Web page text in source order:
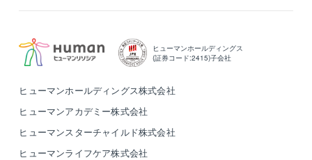
事、学校機関等、様々な規模の幅広い分野がございま
す。学校、病院、大手企業が取引先となるため、社会
に大きく貢献できる環境です。創業1955年から蓄積さ
れた技術と信頼を基に事業展開をしています。
官公庁とも取引がある事から大型設備に対応できる安
定した収益基盤、経営環境を持ち合わせている点が特
徴です。
ヒューマンホールディングス
(証券コード:2415)子会社
ヒューマンホールディングス株式会社
ヒューマンアカデミー株式会社
ヒューマンスターチャイルド株式会社
ヒューマンライフケア株式会社